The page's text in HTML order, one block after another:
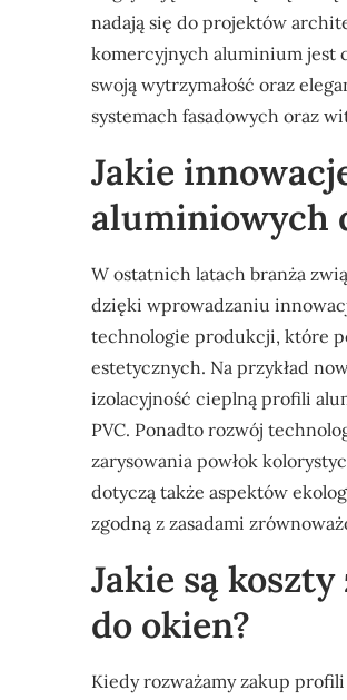
nadają się do projektów
komercyjnych aluminium jest
swoją wytrzymałość oraz
systemach fasadowych oraz
Jakie
aluminiowych
W ostatnich latach branża
dzięki wprowadzaniu
technologie produkcji, które
estetycznych. Na przykład
izolacyjność cieplną profili
PVC. Ponadto rozwój
zarysowania powłok
dotyczą także aspektów
zgodną z zasadami
Jakie są
do okien?
Kiedy rozważamy zakup